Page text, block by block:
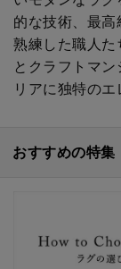
的な技術、最高
熟練した職人た
とクラフトマ
リアに独特のエ
おすすめの特集